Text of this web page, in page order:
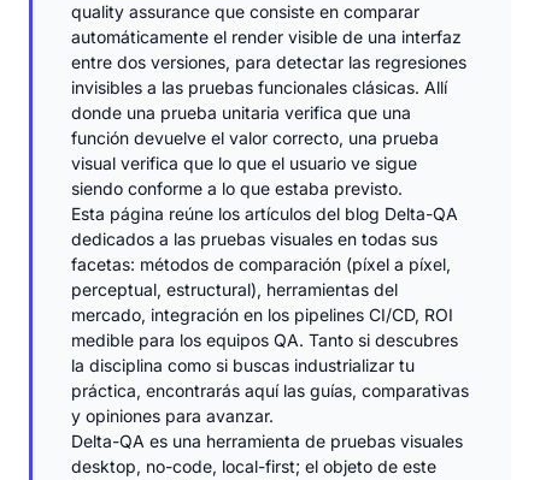
quality assurance que consiste en comparar
automáticamente el render visible de una interfaz
entre dos versiones, para detectar las regresiones
invisibles a las pruebas funcionales clásicas. Allí
donde una prueba unitaria verifica que una
función devuelve el valor correcto, una prueba
visual verifica que lo que el usuario ve sigue
siendo conforme a lo que estaba previsto.
Esta página reúne los artículos del blog Delta-QA
dedicados a las pruebas visuales en todas sus
facetas: métodos de comparación (píxel a píxel,
perceptual, estructural), herramientas del
mercado, integración en los pipelines CI/CD, ROI
medible para los equipos QA. Tanto si descubres
la disciplina como si buscas industrializar tu
práctica, encontrarás aquí las guías, comparativas
y opiniones para avanzar.
Delta-QA es una herramienta de pruebas visuales
desktop, no-code, local-first; el objeto de este